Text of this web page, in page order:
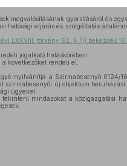
megvalósításának gyorsításáról és
hatósági eljárás és szolgáltatás
évi LXXVIII. törvény 62. § (1) bekezdés
jogalkotó hatáskörében,
következőket rendeli el:
nyilvánítja a Szirmabesenyő 0124/
új objektum beruházási
ügyeket.
mindazokat a közigazgatási